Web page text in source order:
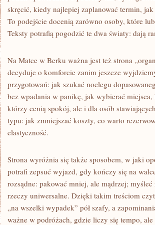
skręcić, kiedy najlepiej zaplanować termin,
To podejście docenią zarówno osoby, które
Teksty potrafią pogodzić te dwa światy: dają
Na Matce w Berku ważna jest też strona
decyduje o komforcie zanim jeszcze
przygotowań: jak szukać noclegu
bez wpadania w panikę, jak wybierać
którzy cenią spokój, ale i dla osób
typu: jak zmniejszać koszty, co warto
elastyczność.
Strona wyróżnia się także sposobem, w jaki
potrafi zepsuć wyjazd, gdy kończy się na
rozsądne: pakować mniej, ale mądrzej;
rzeczy uniwersalne. Dzięki takim treściom
„na wszelki wypadek” pół szafy, a
ważne w podróżach, gdzie liczy się tempo,